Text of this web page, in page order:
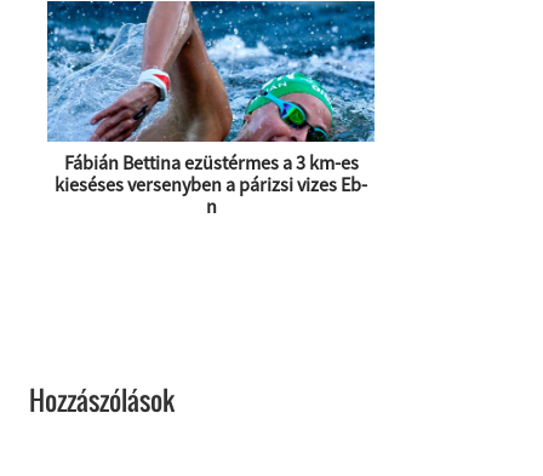
Fábián Bettina ezüstérmes a 3 km-es
kieséses versenyben a párizsi vizes Eb-
n
Hozzászólások